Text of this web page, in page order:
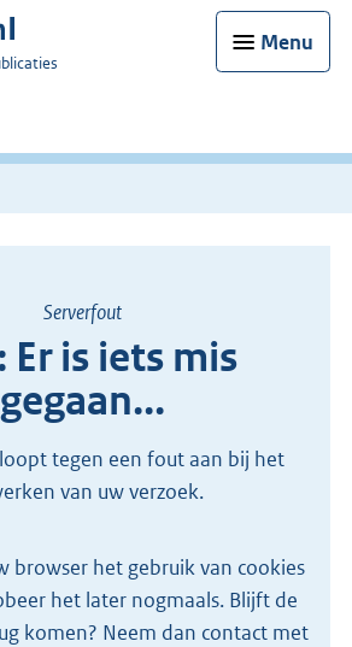
Menu
Er is iets mis
gegaan...
Serverfout
tegen een fout aan bij het
van uw verzoek.
browser het gebruik van cookies
het later nogmaals. Blijft de
komen? Neem dan contact met